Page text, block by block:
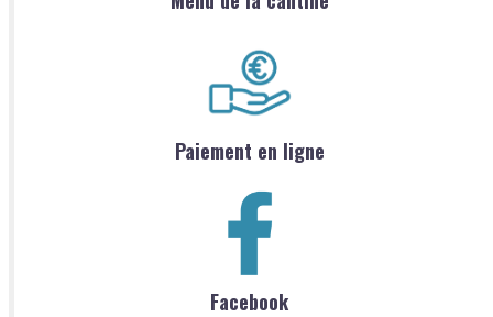
Paiement en ligne
Facebook